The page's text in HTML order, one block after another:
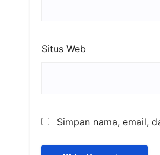
Situs Web
Simpan nama, email,